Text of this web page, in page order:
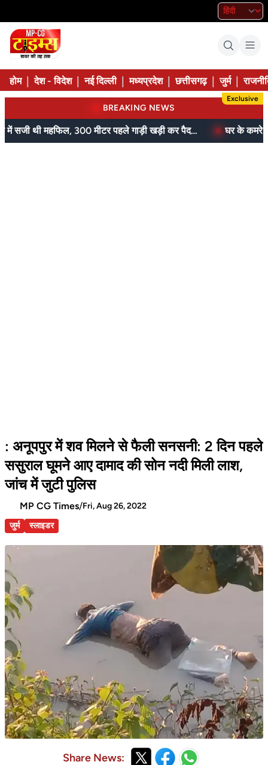
होम देश - विदेश नई दिल्ली मध्यप्रदेश छत्तीसगढ़ जुर्म
BREAKING NEWS
Exclusive
आम के बगीचे में सजी थी महफिल, 300 मीटर पहले गाड़ी खड़ी कर पैदल पहुंची पुलिस घर के कमरे में
: अनूपपुर में शव मिलने से फैली सनसनी: 2 दिन पहले
ससुराल घूमने आए दामाद की सोन नदी मिली लाश,
जांच में जुटी पुलिस
MP CG Times/Fri, Aug 26, 2022
जुर्म
स्लाइडर
Share News: